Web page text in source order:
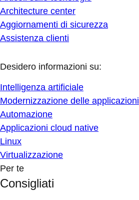
Architecture center
Aggiornamenti di sicurezza
Assistenza clienti
Desidero informazioni su:
Intelligenza artificiale
Modernizzazione delle applicazioni
Automazione
Applicazioni cloud native
Linux
Virtualizzazione
Per te
Consigliati